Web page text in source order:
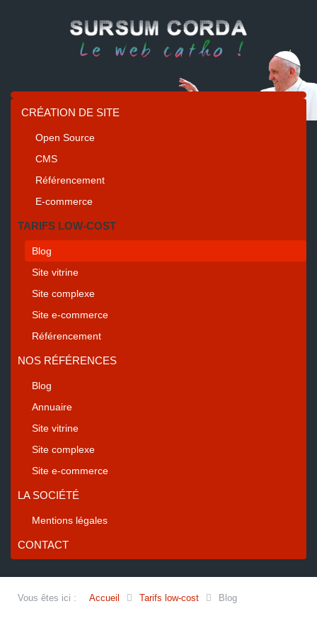
CRÉATION DE SITE
Open Source
CMS
Référencement
E-commerce
TARIFS LOW-COST
Blog
Site vitrine
Site complexe
Site e-commerce
Référencement
NOS RÉFÉRENCES
Blog
Annuaire
Site vitrine
Site complexe
Site e-commerce
LA SOCIÉTÉ
Mentions légales
CONTACT
Vous êtes ici : Accueil Tarifs low-cost Blog